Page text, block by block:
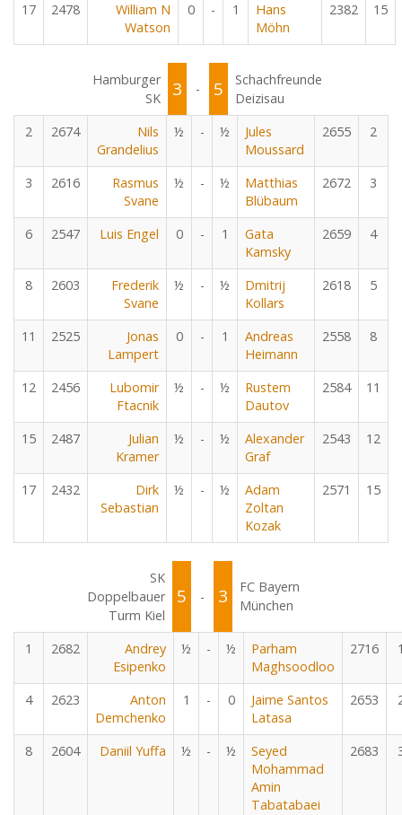
17 2478
William N
Watson
0 - 1
Hans
Möhn
2382 15
Hamburger
SK
3 - 5
Schachfreunde
Deizisau
2
2674
Nils
Grandelius
½ - ½
Jules
Moussard
2655 2
3 2616
Rasmus
Svane
½ - ½
Matthias
Blübaum
2672 3
6 2547 Luis Engel 0 - 1
Gata
Kamsky
2659 4
8 2603
Frederik
Svane
½ - ½
Dmitrij
Kollars
2618 5
11 2525
Jonas
Lampert
0 - 1
Andreas
Heimann
2558 8
12 2456
Lubomir
Ftacnik
½ - ½
Rustem
Dautov
2584 11
15 2487
Julian
Kramer
½ - ½
Alexander
Graf
2543 12
17 2432
Dirk
Sebastian
½ - ½
Adam
Zoltan
Kozak
2571 15
SK
Doppelbauer
Turm Kiel
5 - 3
FC Bayern
München
1 2682
Andrey
Esipenko
½ - ½
Parham
Maghsoodloo
2716
4 2623
Anton
Demchenko
1 - 0
Jaime Santos
Latasa
2653
8 2604 Daniil Yuffa ½ - ½
Seyed
Mohammad
Amin
Tabatabaei
2683